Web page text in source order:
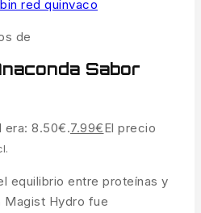
de
Sabor
era: 8.50€.7.99€El precio
equilibrio entre proteínas y
Magist Hydro fue